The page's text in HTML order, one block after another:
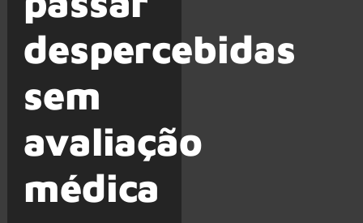
despercebidas
sem
avaliação
médica